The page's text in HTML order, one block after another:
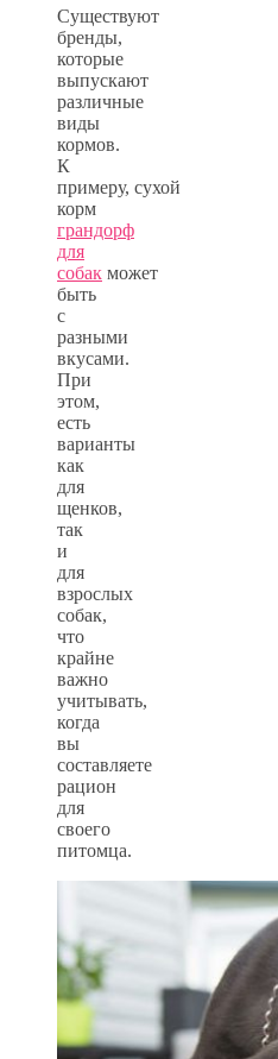
Существуют
бренды,
которые
выпускают
различные
виды
кормов.
К
примеру, сухой
корм
грандорф
для
собак может
быть
с
разными
вкусами.
При
этом,
есть
варианты
как
для
щенков,
так
и
для
взрослых
собак,
что
крайне
важно
учитывать,
когда
вы
составляете
рацион
для
своего
питомца.